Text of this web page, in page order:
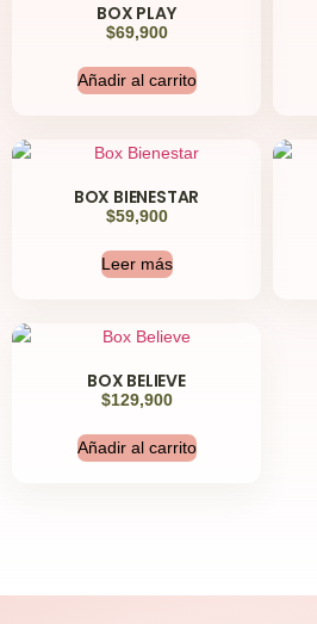
BOX PLAY
$69,900
Añadir al carrito
BOX BIENESTAR
$59,900
Leer más
BOX BELIEVE
$129,900
Añadir al carrito